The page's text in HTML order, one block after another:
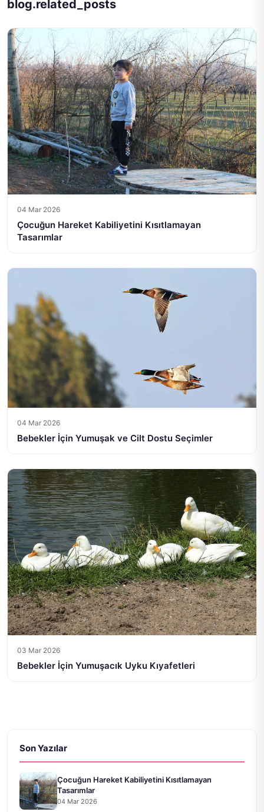
blog.related_posts
04 Mar 2026
Çocuğun Hareket Kabiliyetini Kısıtlamayan
Tasarımlar
04 Mar 2026
Bebekler İçin Yumuşak ve Cilt Dostu Seçimler
03 Mar 2026
Bebekler İçin Yumuşacık Uyku Kıyafetleri
Son Yazılar
Çocuğun Hareket Kabiliyetini Kısıtlamayan
Tasarımlar
04 Mar 2026